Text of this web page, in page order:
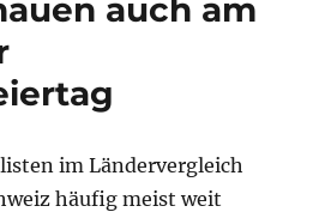
auch am
im Ländervergleich
häufig meist weit